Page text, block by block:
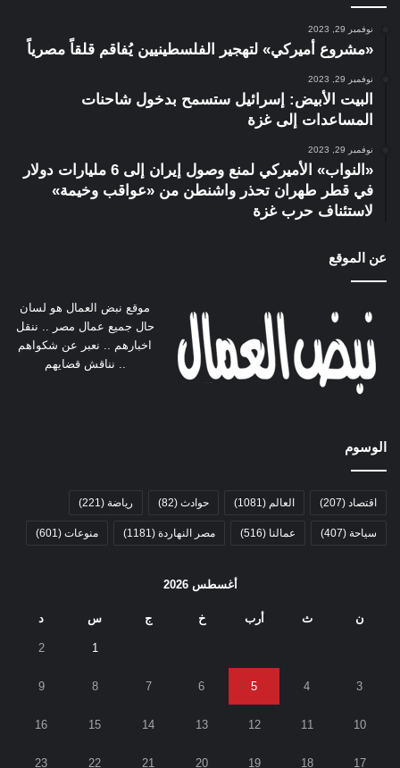
نوفمبر 29, 2023
«مشروع أميركي» لتهجير الفلسطينيين يُفاقم قلقاً مصرياً
نوفمبر 29, 2023
البيت الأبيض: إسرائيل ستسمح بدخول شاحنات
المساعدات إلى غزة
نوفمبر 29, 2023
«النواب» الأميركي لمنع وصول إيران إلى 6 مليارات دولار
في قطر طهران تحذر واشنطن من «عواقب وخيمة»
لاستئناف حرب غزة
عن الموقع
موقع نبض العمال هو لسان
حال جميع عمال مصر .. ننقل
اخبارهم .. نعبر عن شكواهم
.. نناقش قضايهم
الوسوم
اقتصاد (207) العالم (1081) حوادث (82) رياضة (221)
سياحة (407) عمالنا (516) مصر النهاردة (1181) منوعات (601)
أغسطس 2026
ن ث أرب خ ج س د
1
2
3
4
5
6
7
8
9
10
11
12
13
14
15
16
17
18
19
20
21
22
23